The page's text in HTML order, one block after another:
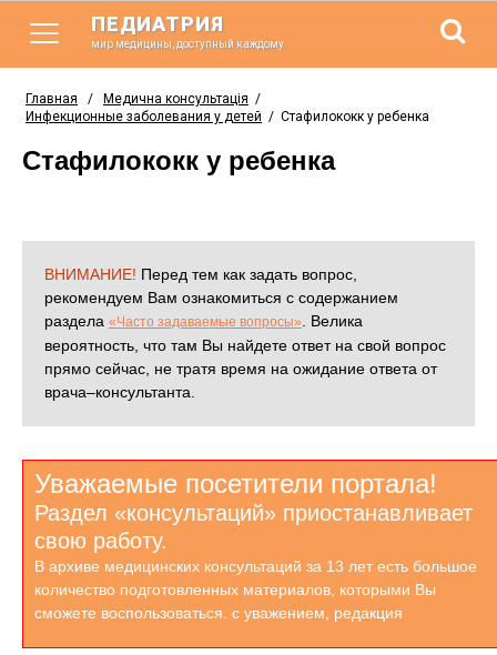
ПЕДИАТРИЯ
мир медицины, доступный каждому
Главная / Медична консультація /
Инфекционные заболевания у детей / Стафилококк у ребенка
Стафилококк у ребенка
ВНИМАНИЕ! Перед тем как задать вопрос,
рекомендуем Вам ознакомиться с содержанием
раздела «Часто задаваемые вопросы»
. Велика
вероятность, что там Вы найдете ответ на свой вопрос
прямо сейчас, не тратя время на ожидание ответа от
врача–консультанта.
Уважаемые посетители портала!
Раздел «консультаций» приостанавливает
свою работу.
В архиве медицинских консультаций за 13 лет есть большое
количество подготовленных материалов, которыми Вы
сможете воспользоваться. с уважением, редакция